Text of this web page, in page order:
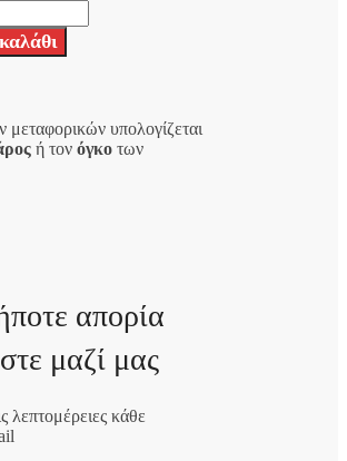
μεταφορικών υπολογίζεται
ή τον όγκο των
απορία
μαζί μας
λεπτομέρειες κάθε